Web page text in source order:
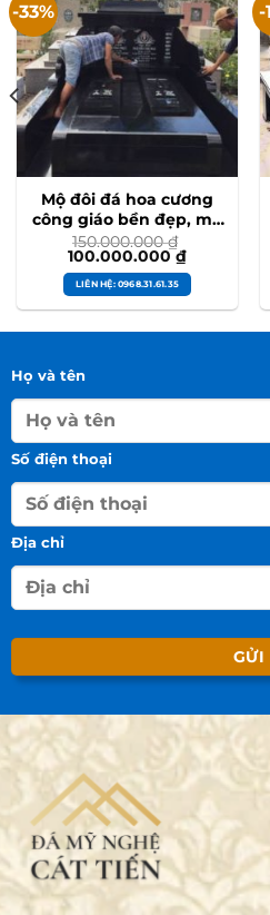
-33%
Mộ đôi đá hoa cương
công giáo bền đẹp, mộ
thiên chúa cao cấp
#modoidahoacuong
150.000.000₫
Giá
gốc
là:
150.000.000 ₫.
100.000.000 ₫Giá
hiện
là:
LIÊN HỆ: 0968.31.61.35
-
Họ và tên
Số điện thoại
Địa chỉ